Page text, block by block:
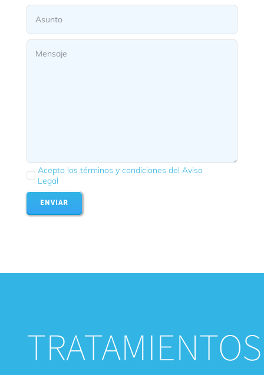
Acepto los términos y condiciones del Aviso
Legal
ENVIAR
TRATAMIENTOS